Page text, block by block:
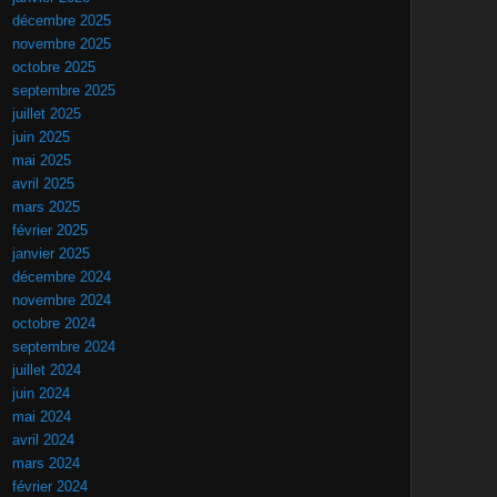
décembre 2025
novembre 2025
octobre 2025
septembre 2025
juillet 2025
juin 2025
mai 2025
avril 2025
mars 2025
février 2025
janvier 2025
décembre 2024
novembre 2024
octobre 2024
septembre 2024
juillet 2024
juin 2024
mai 2024
avril 2024
mars 2024
février 2024